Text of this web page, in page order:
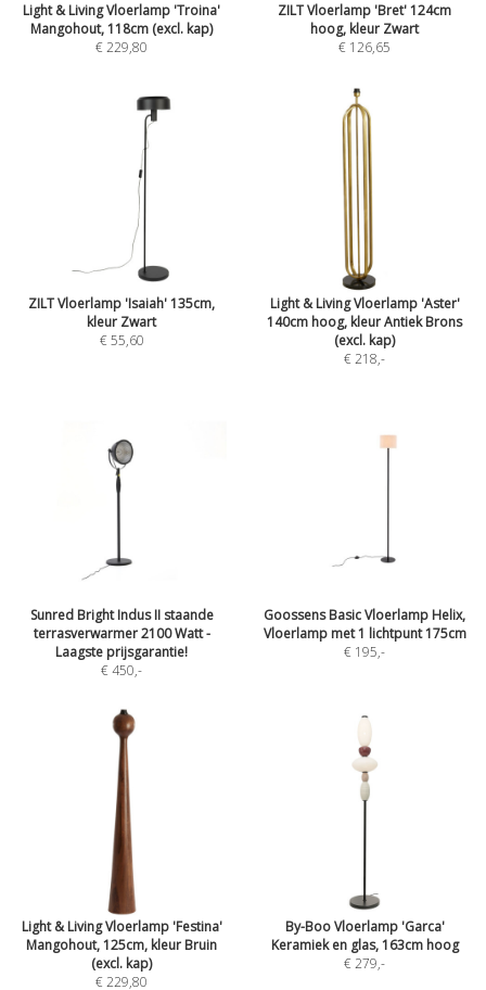
Light & Living Vloerlamp 'Troina'
Mangohout, 118cm (excl. kap)
€ 229,80
ZILT Vloerlamp 'Bret' 124cm
hoog, kleur Zwart
€ 126,65
ZILT Vloerlamp 'Isaiah' 135cm,
kleur Zwart
€ 55,60
Light & Living Vloerlamp 'Aster'
140cm hoog, kleur Antiek Brons
(excl. kap)
€ 218,-
Sunred Bright Indus II staande
terrasverwarmer 2100 Watt -
Laagste prijsgarantie!
€ 450,-
Goossens Basic Vloerlamp Helix,
Vloerlamp met 1 lichtpunt 175cm
€ 195,-
Light & Living Vloerlamp 'Festina'
Mangohout, 125cm, kleur Bruin
(excl. kap)
€ 229,80
By-Boo Vloerlamp 'Garca'
Keramiek en glas, 163cm hoog
€ 279,-